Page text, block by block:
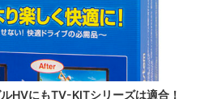
HVにもTV-KITシリーズは適合！